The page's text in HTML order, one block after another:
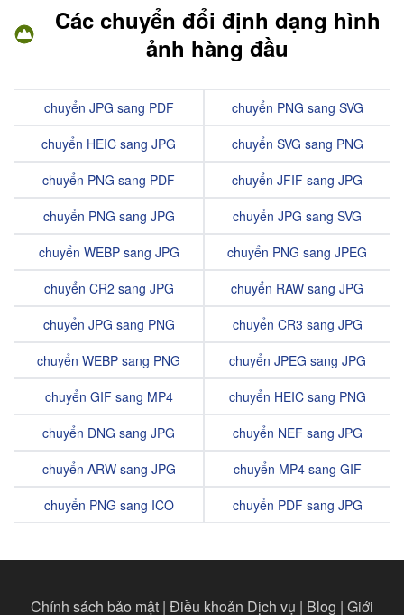
Các chuyển đổi định dạng hình
ảnh hàng đầu
chuyển JPG sang PDF
chuyển HEIC sang JPG
chuyển PNG sang PDF
chuyển PNG sang JPG
chuyển WEBP sang JPG
chuyển CR2 sang JPG
chuyển JPG sang PNG
chuyển WEBP sang PNG
chuyển GIF sang MP4
chuyển DNG sang JPG
chuyển ARW sang JPG
chuyển PNG sang ICO
chuyển PNG sang SVG
chuyển SVG sang PNG
chuyển JFIF sang JPG
chuyển JPG sang SVG
chuyển PNG sang JPEG
chuyển RAW sang JPG
chuyển CR3 sang JPG
chuyển JPEG sang JPG
chuyển HEIC sang PNG
chuyển NEF sang JPG
chuyển MP4 sang GIF
chuyển PDF sang JPG
Chính sách bảo mật | Điều khoản Dịch vụ | Blog | Giới